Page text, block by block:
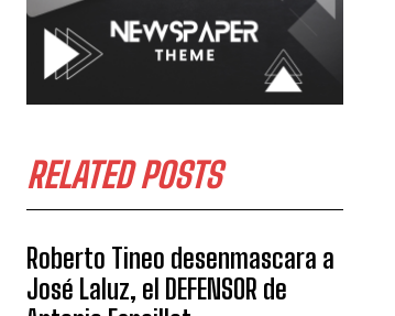
RELATED POSTS
Roberto Tineo desenmascara a
José Laluz, el DEFENSOR de